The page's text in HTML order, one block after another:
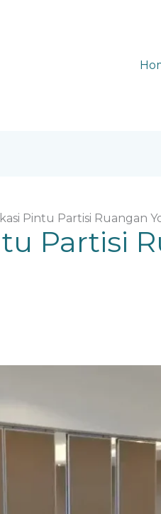
Pintu Partisi Ruangan
Partisi